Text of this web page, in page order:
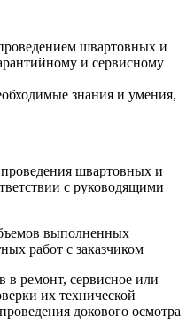
швартовных и
и сервисному
знания и умения,
швартовных и
с руководящими
выполненных
работ с заказчиком
в ремонт, сервисное или
их технической
докового осмотра